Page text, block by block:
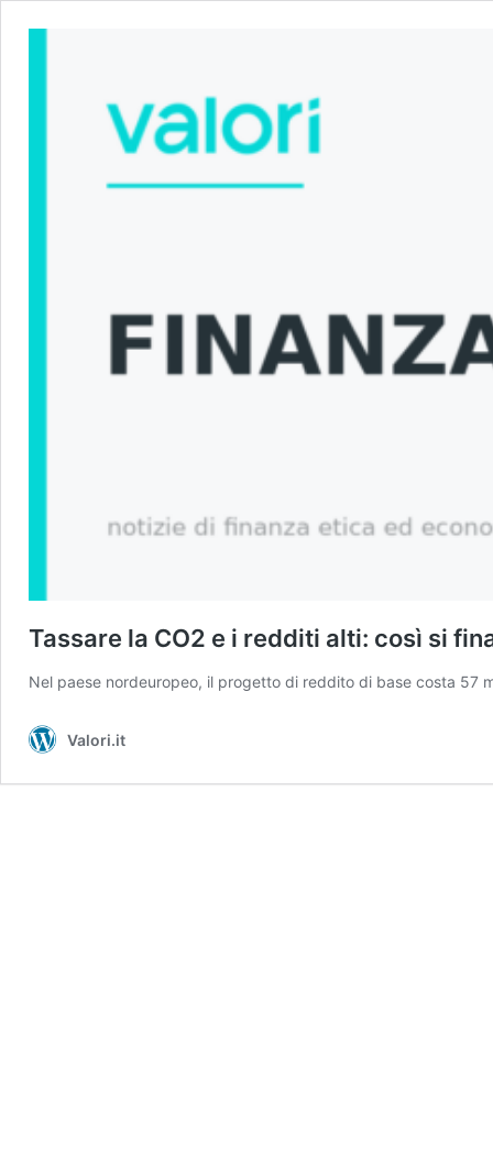
Tassare la CO2 e i redditi alti: così si
Nel paese nordeuropeo, il progetto di reddito di base costa 57
Valori.it